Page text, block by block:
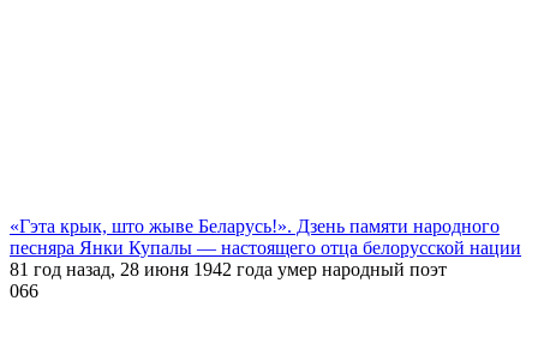
«Гэта крык, што жыве Беларусь!». Дзень памяти народного
песняра Янки Купалы — настоящего отца белорусской нации
81 год назад, 28 июня 1942 года умер народный поэт
066